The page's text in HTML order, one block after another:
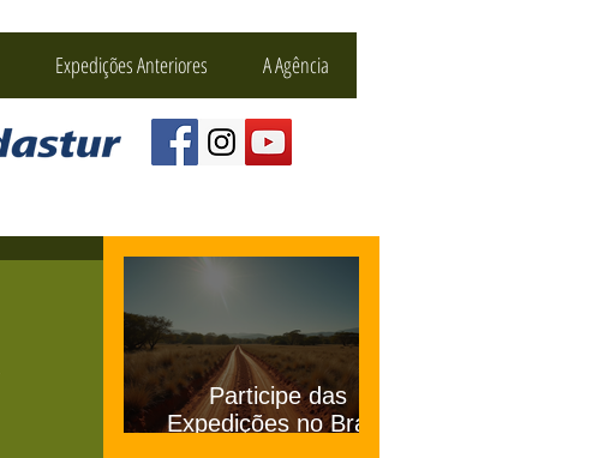
Expedições Anteriores A Agência
Participe das
Expedições no Brasil